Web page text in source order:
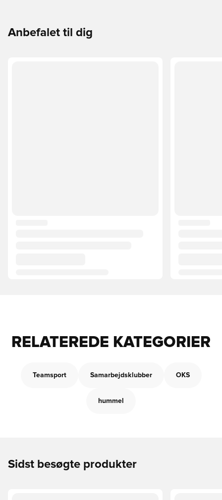
Anbefalet til dig
RELATEREDE KATEGORIER
Teamsport Samarbejdsklubber OKS
hummel
Sidst besøgte produkter